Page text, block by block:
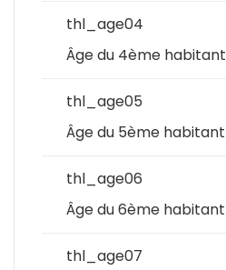
thl_age04
Âge du 4ème habitant
thl_age05
Âge du 5ème habitant
thl_age06
Âge du 6ème habitant
thl_age07